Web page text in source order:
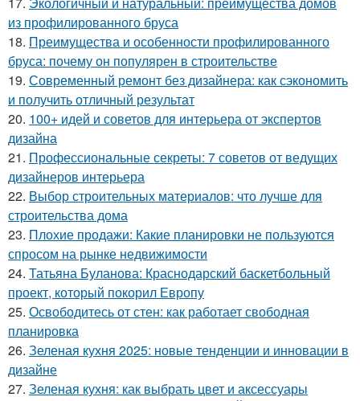
из профилированного бруса
18. Преимущества и особенности профилированного
бруса: почему он популярен в строительстве
19. Современный ремонт без дизайнера: как сэкономить
и получить отличный результат
20. 100+ идей и советов для интерьера от экспертов
дизайна
21. Профессиональные секреты: 7 советов от ведущих
дизайнеров интерьера
22. Выбор строительных материалов: что лучше для
строительства дома
23. Плохие продажи: Какие планировки не пользуются
спросом на рынке недвижимости
24. Татьяна Буланова: Краснодарский баскетбольный
проект, который покорил Европу
25. Освободитесь от стен: как работает свободная
планировка
26. Зеленая кухня 2025: новые тенденции и инновации в
дизайне
27. Зеленая кухня: как выбрать цвет и аксессуары